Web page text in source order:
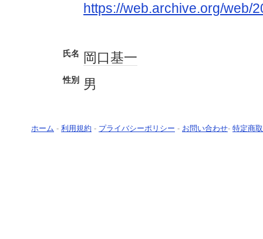
https://web.archive.org/web/
氏名 岡口基一
性別 男
ホーム - 利用規約 - プライバシーポリシー - お問い合わせ- 特定商